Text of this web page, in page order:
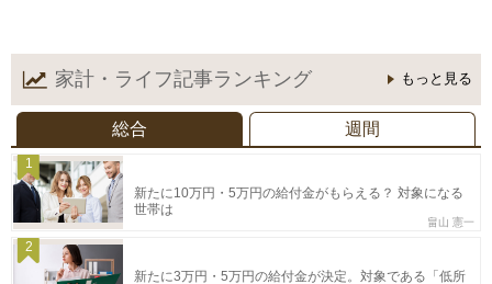
家計・ライフ記事ランキング もっと見る
総合 週間
1
新たに10万円・5万円の給付金がもらえる？ 対象になる
世帯は
畠山 憲一
2
新たに3万円・5万円の給付金が決定。対象である「低所